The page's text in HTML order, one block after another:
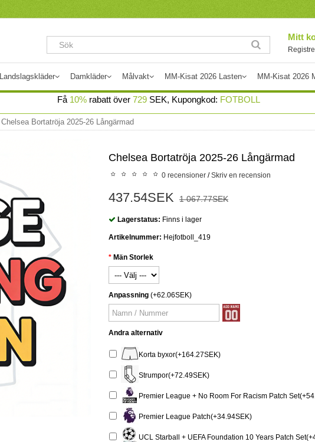
Mitt
Landslagskläder Damkläder Målvakt MM-Kisat 2026 Lasten MM-Kisat 2026
Få 10% rabatt över 729 SEK, Kupongkod: FOTBOLL
Chelsea Bortatröja 2025-26 Långärmad
Chelsea Bortatröja 2025-26 Långärmad
0 recensioner /Skriv en recension
437.54SEK 1 067.77SEK
Lagerstatus: Finns i lager
Artikelnummer: Hejfotboll_419
Män Storlek
Anpassning (+62.06SEK)
Andra alternativ
Korta byxor(+164.27SEK)
Strumpor(+72.49SEK)
Premier League + No Room For Racism Patch
Premier League Patch(+34.94SEK)
UCL Starball + UEFA Foundation 10 Years Patch